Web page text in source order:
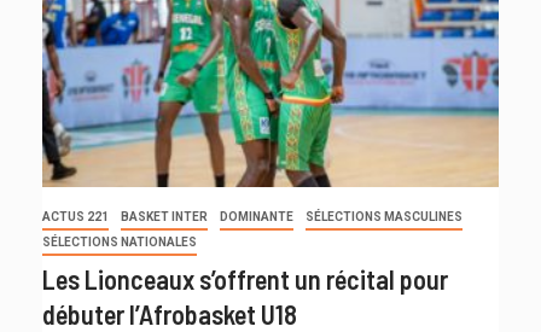
ACTUS 221 BASKET INTER DOMINANTE
SÉLECTIONS MASCULINES
SÉLECTIONS NATIONALES
Les Lionceaux s’offrent un récital pour
débuter l’Afrobasket U18